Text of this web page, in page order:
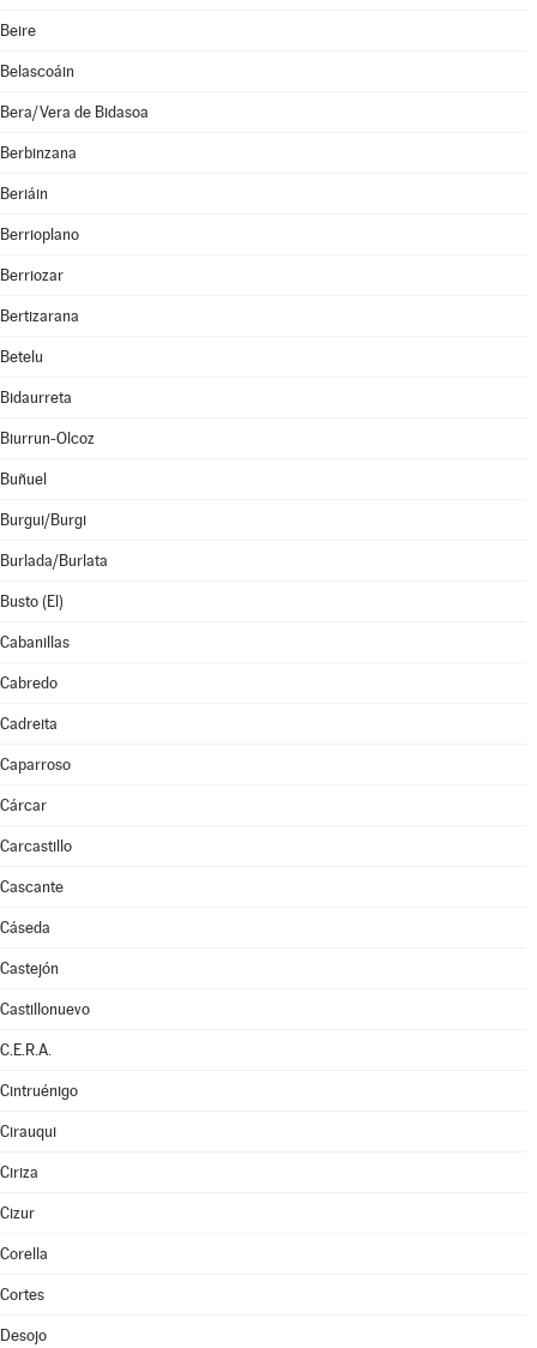
Beire
Belascoáin
Bera/Vera de Bidasoa
Berbinzana
Beriáin
Berrioplano
Berriozar
Bertizarana
Betelu
Bidaurreta
Biurrun-Olcoz
Buñuel
Burgui/Burgi
Burlada/Burlata
Busto (El)
Cabanillas
Cabredo
Cadreita
Caparroso
Cárcar
Carcastillo
Cascante
Cáseda
Castejón
Castillonuevo
C.E.R.A.
Cintruénigo
Cirauqui
Ciriza
Cizur
Corella
Cortes
Desojo